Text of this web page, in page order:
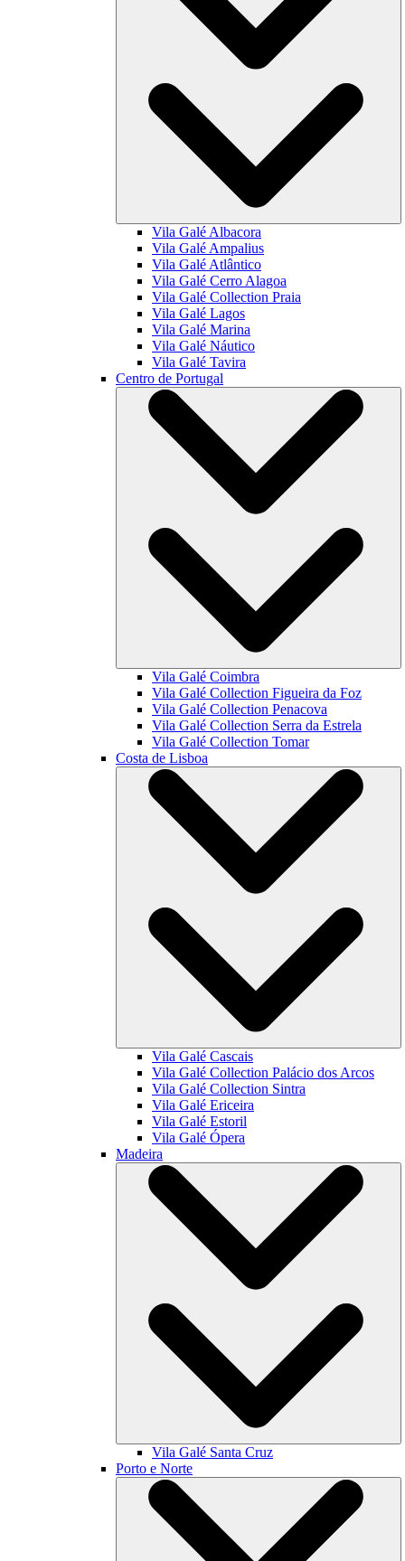
Vila Galé Albacora
Vila Galé Ampalius
Vila Galé Atlântico
Vila Galé Cerro Alagoa
Vila Galé Collection Praia
Vila Galé Lagos
Vila Galé Marina
Vila Galé Náutico
Vila Galé Tavira
Centro de Portugal
Vila Galé Coimbra
Vila Galé Collection Figueira da Foz
Vila Galé Collection Penacova
Vila Galé Collection Serra da Estrela
Vila Galé Collection Tomar
Costa de Lisboa
Vila Galé Cascais
Vila Galé Collection Palácio dos Arcos
Vila Galé Collection Sintra
Vila Galé Ericeira
Vila Galé Estoril
Vila Galé Ópera
Madeira
Vila Galé Santa Cruz
Porto e Norte